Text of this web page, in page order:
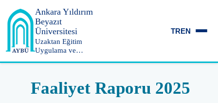
Ankara Yıldırım
Beyazıt
Üniversitesi
Uzaktan Eğitim
Uygulama ve
TREN
Faaliyet Raporu 2025